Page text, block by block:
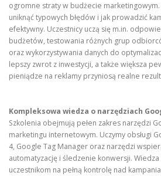
ogromne straty w budżecie marketingowym.
uniknąć typowych błędów i jak prowadzić
efektywny. Uczestnicy uczą się m.in.
budżetów, testowania różnych grup
oraz wykorzystywania danych do
lepszy zwrot z inwestycji, a także większa
pieniądze na reklamy przyniosą realne
Kompleksowa wiedza o narzędziach
Szkolenia obejmują pełen zakres narzędzi
marketingu internetowym. Uczymy obsługi
4, Google Tag Manager oraz narzędzi
automatyzację i śledzenie konwersji.
uczestnikom na pełną kontrolę nad